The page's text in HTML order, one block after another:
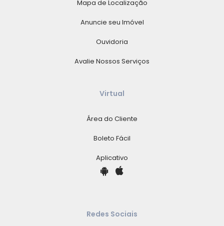
Mapa de Localização
Anuncie seu Imóvel
Ouvidoria
Avalie Nossos Serviços
Virtual
Área do Cliente
Boleto Fácil
Aplicativo
Redes Sociais